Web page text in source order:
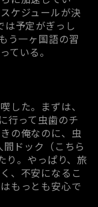
ケジュールが決
は予定がぎっし
う一ヶ国語の習
ている。
した。まずは、
行って虫歯のチ
の俺なのに、虫
ドック（こちら
り。やっぱり、旅
、不安になるこ
もっとも安心で